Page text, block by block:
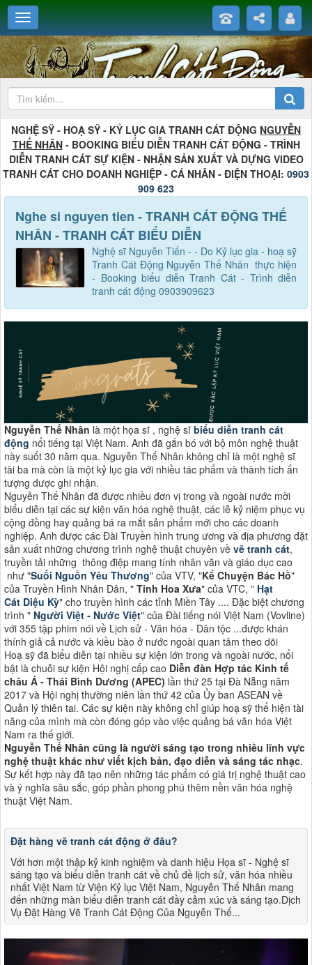
NGHỆ SỸ - HOẠ SỸ - KỶ LỤC GIA TRANH CÁT ĐỘNG NGUYỄN
THẾ NHÂN- BOOKING BIỂU DIỄN TRANH CÁT ĐỘNG - TRÌNH
DIỄN TRANH CÁT SỰ KIỆN - NHẬN SẢN XUẤT VÀ DỰNG VIDEO
TRANH CÁT CHO DOANH NGHIỆP - CÁ NHÂN - ĐIỆN THOẠI: 0903
909 623
Nghe si nguyen tien - TRANH CÁT ĐỘNG THẾ
NHÂN - TRANH CÁT BIỂU DIỄN
Nghệ sĩ Nguyễn Tiến - - Do Kỷ lục gia - hoạ sỹ
Tranh Cát Động Nguyễn Thế Nhân thực hiện
- Booking biểu diễn Tranh Cát - Trình diễn
tranh cát động 0903909623
Nguyễn Thế Nhân là một họa sĩ , nghệ sĩ biểu diễn tranh cát
động nổi tiếng tại Việt Nam. Anh đã gắn bó với bộ môn nghệ thuật
này suốt 30 năm qua. Nguyễn Thế Nhân không chỉ là một nghệ sĩ
tài ba mà còn là một kỷ lục gia với nhiều tác phẩm và thành tích ấn
tượng được ghi nhận.
Nguyễn Thế Nhân đã được nhiều đơn vị trong và ngoài nước mời
biểu diễn tại các sự kiện văn hóa nghệ thuật, các lễ kỷ niệm phục vụ
cộng đồng hay quảng bá ra mắt sản phẩm mới cho các doanh
nghiệp. Anh được các Đài Truyền hình trung ương và địa phương đặt
sản xuất những chương trình nghệ thuật chuyên về vẽ tranh cát,
truyền tải những thông điệp mang tính nhân văn và giáo dục cao
như "Suối Nguồn Yêu Thương" của VTV, "Kể Chuyện Bác Hồ"
của Truyền Hình Nhân Dân, " Tinh Hoa Xưa" của VTC, " Hạt
Cát Diệu Kỳ" cho truyền hình các tỉnh Miền Tây .... Đặc biệt chương
trình " Người Việt - Nước Việt" của Đài tiếng nói Việt Nam (Vovline)
với 355 tập phim nói về Lịch sử - Văn hóa - Dân tộc ...được khán
thính giả cả nước và kiều bào ở nước ngoài quan tâm theo dõi
Hoạ sỹ đã biểu diễn tại nhiều sự kiện lớn trong và ngoài nước, nổi
bật là chuỗi sự kiện Hội nghị cấp cao Diễn đàn Hợp tác Kinh tế
châu Á - Thái Bình Dương (APEC) lần thứ 25 tại Đà Nẵng năm
2017 và Hội nghị thường niên lần thứ 42 của Ủy ban ASEAN về
Quản lý thiên tai. Các sự kiện này không chỉ giúp hoạ sỹ thể hiện tài
năng của mình mà còn đóng góp vào việc quảng bá văn hóa Việt
Nam ra thế giới​​.
Nguyễn Thế Nhân cũng là người sáng tạo trong nhiều lĩnh vực
nghệ thuật khác như viết kịch bản, đạo diễn và sáng tác nhạc.
Sự kết hợp này đã tạo nên những tác phẩm có giá trị nghệ thuật cao
và ý nghĩa sâu sắc, góp phần phong phú thêm nền văn hóa nghệ
thuật Việt Nam​​.
Đặt hàng vẽ tranh cát động ở đâu?
Với hơn một thập kỷ kinh nghiệm và danh hiệu Họa sĩ - Nghệ sĩ
sáng tạo và biểu diễn tranh cát về chủ đề lịch sử, văn hóa nhiều
nhất Việt Nam từ Viện Kỷ lục Việt Nam, Nguyễn Thế Nhân mang
đến những màn biểu diễn tranh cát đầy cảm xúc và sáng tạo.Dịch
Vụ Đặt Hàng Vẽ Tranh Cát Động Của Nguyễn Thế...